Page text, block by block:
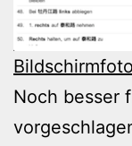
B
Noch besser